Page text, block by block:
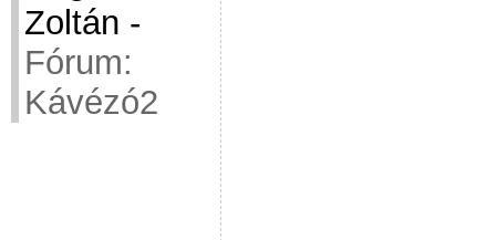
Zoltán -
Fórum:
Kávézó2